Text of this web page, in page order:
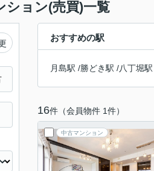
ション(売買)一覧
おすすめの駅
月島駅 /勝どき駅 /八丁堀駅
16件（会員物件 1件）
中古マンション